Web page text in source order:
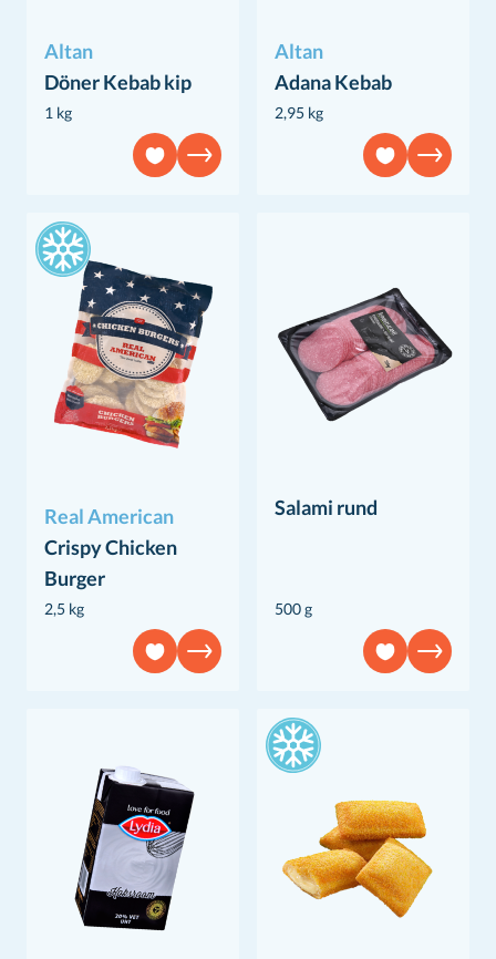
Altan
Döner Kebab kip
1 kg
Altan
Adana Kebab
2,95 kg
Real American
Crispy Chicken
Burger
2,5 kg
Salami rund
500 g